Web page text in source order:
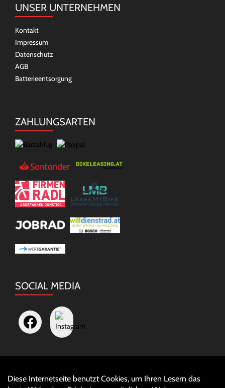
UNSER UNTERNEHMEN
Kontakt
Impressum
Datenschutz
AGB
Batterieentsorgung
ZAHLUNGSARTEN
SOCIAL MEDIA
Diese Internetseite benutzt Cookies, um Ihren Lesern das
Auftrag widerrufen